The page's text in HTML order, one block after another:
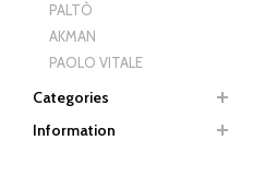
PALTÒ
AKMAN
PAOLO VITALE
Categories
Information